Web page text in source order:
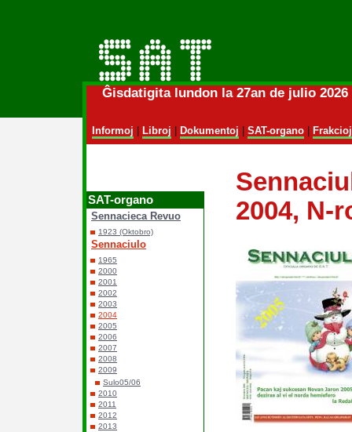
Ĝisdatigita lundon la 27an de julio
Informoj Libroj Dokumentoj SAT-organo| Frakcioj
SAT-organo
Sennacieca Revuo
1923 (Oktobro)
Sennaciulo
1965
2000
2001
2002
2003
2004
2005
2006
2007
2008
2009
Sulo05/06
2010
2011
2012
2013
2004, N-